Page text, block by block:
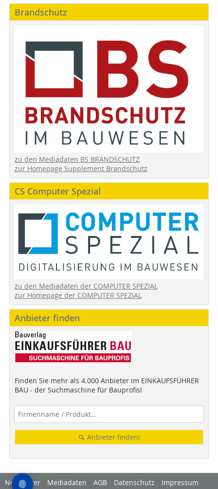
Brandschutz
zu den Mediadaten BS BRANDSCHUTZ
zur Homepage Supplement Brandschutz
CS Computer Spezial
zu den Mediadaten der COMPUTER SPEZIAL
zur Homepage der COMPUTER SPEZIAL
Anbieter finden
Finden Sie mehr als 4.000 Anbieter im EINKAUFSFÜHRER
BAU - der Suchmaschine für Bauprofis!
Anbieter finden!
Newsletter Mediadaten AGB Datenschutz Impressum